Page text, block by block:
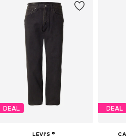
DEAL
LEVI'S ®
DEAL